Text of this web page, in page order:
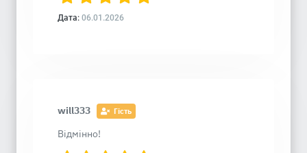
Дата: 06.01.2026
will333 Гість
Відмінно!